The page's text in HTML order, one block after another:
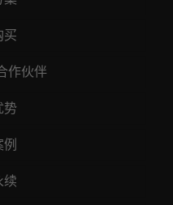
买
作伙伴
势
续